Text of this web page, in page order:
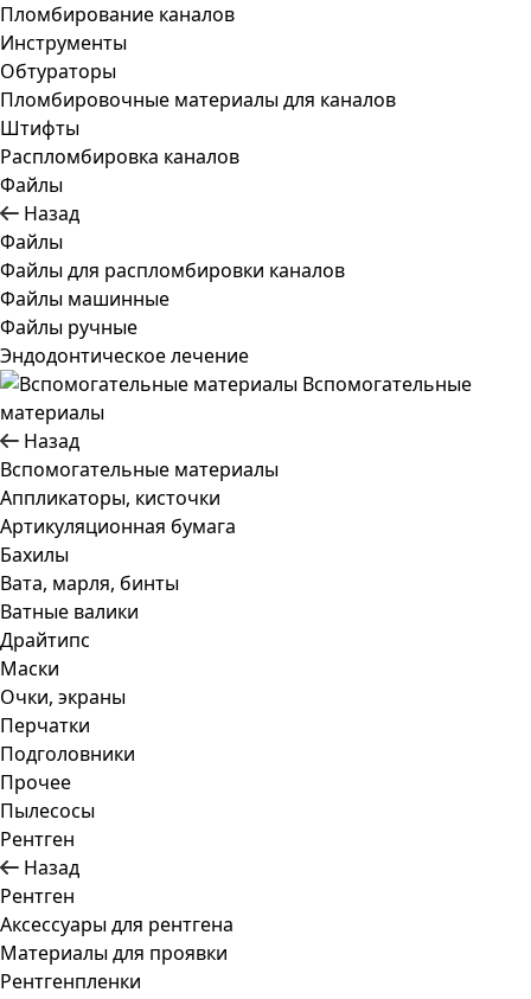
Пломбирование каналов
Инструменты
Обтураторы
Пломбировочные материалы для каналов
Штифты
Распломбировка каналов
Файлы
Назад
Файлы
Файлы для распломбировки каналов
Файлы машинные
Файлы ручные
Эндодонтическое лечение
Вспомогательные
материалы
Назад
Вспомогательные материалы
Аппликаторы, кисточки
Артикуляционная бумага
Бахилы
Вата, марля, бинты
Ватные валики
Драйтипс
Маски
Очки, экраны
Перчатки
Подголовники
Прочее
Пылесосы
Рентген
Назад
Рентген
Аксессуары для рентгена
Материалы для проявки
Рентгенпленки